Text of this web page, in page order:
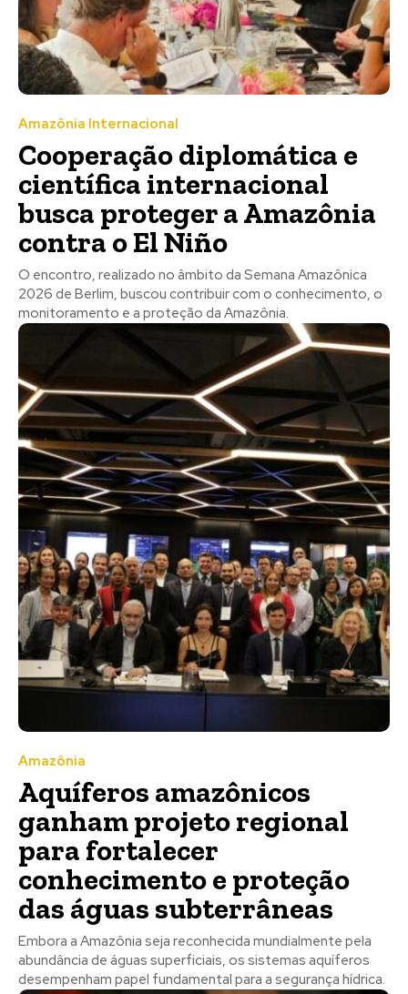
Amazônia Internacional
Cooperação diplomática e
científica internacional
busca proteger a Amazônia
contra o El Niño
O encontro, realizado no âmbito da Semana Amazônica
2026 de Berlim, buscou contribuir com o conhecimento, o
monitoramento e a proteção da Amazônia.
Amazônia
Aquíferos amazônicos
ganham projeto regional
para fortalecer
conhecimento e proteção
das águas subterrâneas
Embora a Amazônia seja reconhecida mundialmente pela
abundância de águas superficiais, os sistemas aquíferos
desempenham papel fundamental para a segurança hídrica.